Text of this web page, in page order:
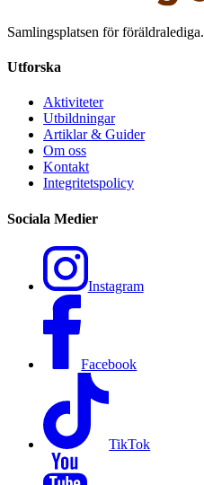
Samlingsplatsen för föräldralediga.
Utforska
Aktiviteter
Utbildningar
Artiklar & Guider
Om oss
Kontakt
Integritetspolicy
Sociala Medier
Instagram
Facebook
TikTok